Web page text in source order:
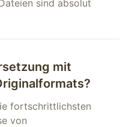
sind absolut
mit
fortschrittlichsten
von